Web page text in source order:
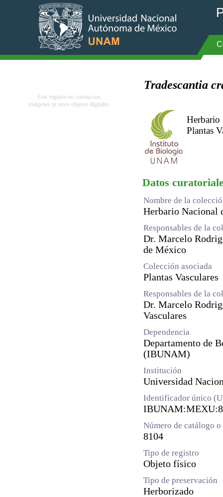
Este registro no cuenta con
imágenes ni otros objetos digitales
Tradescantia
Plantas
Datos
Nombre de la
Herbario
Responsables de la
Dr. Marcelo
de México
Colección asociada
Plantas Vasculares
Responsables de la
Dr. Marcelo
Vasculares
Dependencia
Departamento de
(IBUNAM)
Institución
Universidad
Identificador único
Número de catálogo
8104
Tipo de registro
Objeto físico
Tipo de preservación
Herborizado